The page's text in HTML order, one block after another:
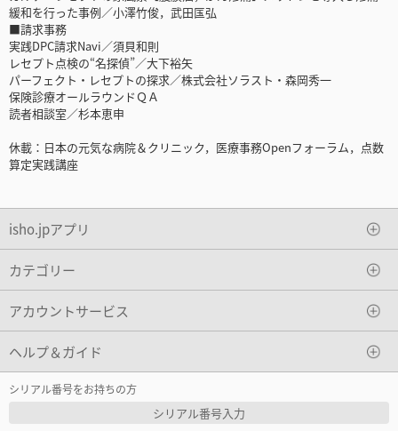
緩和を行った事例／小澤竹俊，武田匤弘
■請求事務
実践DPC請求Navi／須貝和則
レセプト点検の“名探偵”／大下裕矢
パーフェクト・レセプトの探求／株式会社ソラスト・森岡秀一
保険診療オールラウンドＱＡ
読者相談室／杉本恵申
休載：日本の元気な病院＆クリニック，医療事務Openフォーラム，点数
算定実践講座
isho.jpアプリ
カテゴリー
アカウントサービス
ヘルプ＆ガイド
シリアル番号をお持ちの方
シリアル番号入力